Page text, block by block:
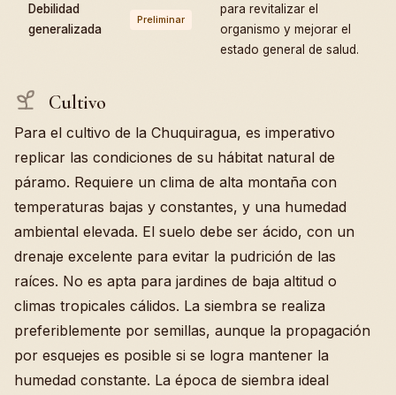
Debilidad
generalizada
Preliminar
para revitalizar el
organismo y mejorar el
estado general de salud.
Cultivo
Para el cultivo de la Chuquiragua, es imperativo
replicar las condiciones de su hábitat natural de
páramo. Requiere un clima de alta montaña con
temperaturas bajas y constantes, y una humedad
ambiental elevada. El suelo debe ser ácido, con un
drenaje excelente para evitar la pudrición de las
raíces. No es apta para jardines de baja altitud o
climas tropicales cálidos. La siembra se realiza
preferiblemente por semillas, aunque la propagación
por esquejes es posible si se logra mantener la
humedad constante. La época de siembra ideal